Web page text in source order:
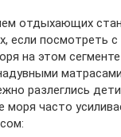
отдыхающих
если посмотреть
на этом
разлеглись
моря часто